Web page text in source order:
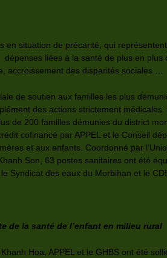
en situation de précarité, qui
liées à la santé de plus en plus
accroissement des disparités sociales …
de soutien aux familles les plus
des actions strictement
de 200 familles démunies du district
cofinancé par APPEL et le Conseil
et aux enfants. Coordonné par
Son, 63 postes sanitaires ont été
Syndicat des eaux du Morbihan et le
de la santé de l’enfant en milieu rural
Hoa, APPEL et le GHBS ont été